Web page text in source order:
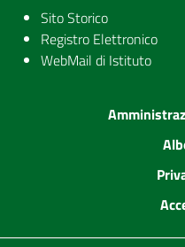
Sito Storico
Registro Elettronico
WebMail di Istituto